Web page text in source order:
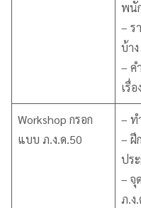
พนั
– ร
บ้าง
– ค
เรื่
Workshop กรอก
แบบ ภ.ง.ด.50
– ท
– ฝึ
ปร
– จุ
ภ.ง